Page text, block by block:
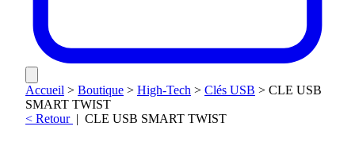
Accueil > Boutique > High-Tech > Clés USB > CLE USB
SMART TWIST
< Retour | CLE USB SMART TWIST